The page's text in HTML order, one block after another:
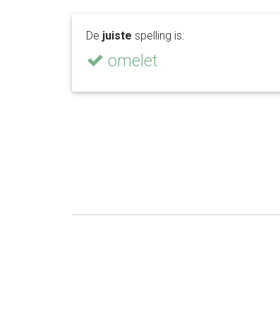
De juiste spelling is:
omelet